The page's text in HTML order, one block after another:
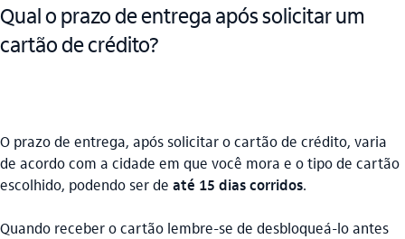
Qual o prazo de entrega após solicitar um
cartão de crédito?
O prazo de entrega, após solicitar o cartão de crédito, varia
de acordo com a cidade em que você mora e o tipo de cartão
escolhido, podendo ser de até 15 dias corridos.
Quando receber o cartão lembre-se de desbloqueá-lo antes